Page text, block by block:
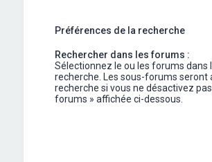
Préférences de la recherche
Rechercher dans les forums :
Sélectionnez le ou les forums
recherche. Les sous-forums
recherche si vous ne désactivez
forums » affichée ci-dessous.